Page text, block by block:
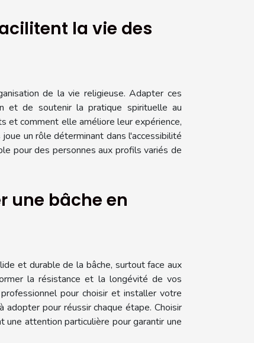
la vie des
de la vie religieuse. Adapter ces
et de soutenir la pratique spirituelle au
et comment elle améliore leur expérience,
un rôle déterminant dans l'accessibilité
pour des personnes aux profils variés de
une bâche en
et durable de la bâche, surtout face aux
la résistance et la longévité de vos
pour choisir et installer votre
pour réussir chaque étape. Choisir
une attention particulière pour garantir une